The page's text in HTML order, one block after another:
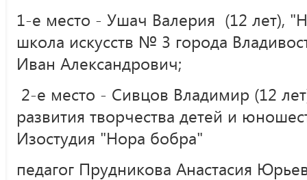
1-е место - Ушач Валерия (12 лет),
школа искусств № 3 города
Иван Александрович;
2-е место - Сивцов Владимир (12
развития творчества детей и
Изостудия "Нора бобра"
педагог Прудникова Анастасия